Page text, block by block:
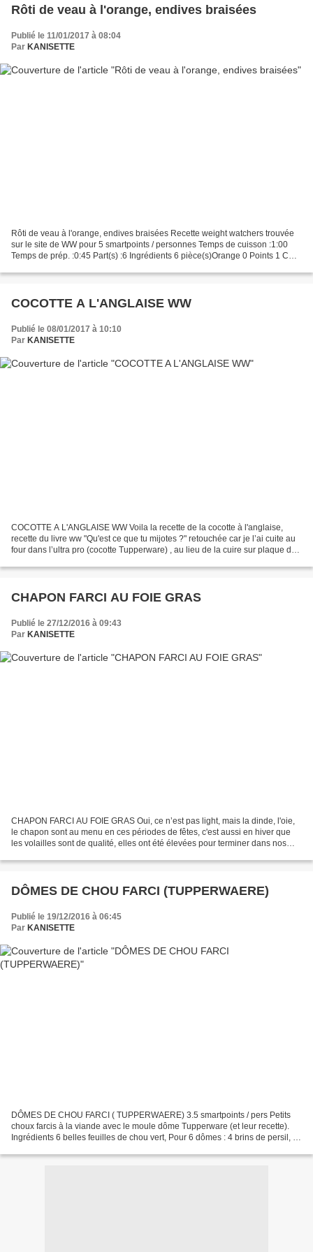
Rôti de veau à l'orange, endives braisées
Publié le 11/01/2017 à 08:04
Par KANISETTE
Rôti de veau à l'orange, endives braisées Recette weight watchers trouvée
sur le site de WW pour 5 smartpoints / personnes Temps de cuisson :1:00
Temps de prép. :0:45 Part(s) :6 Ingrédients 6 pièce(s)Orange 0 Points 1 CS
COCOTTE A L'ANGLAISE WW
Publié le 08/01/2017 à 10:10
Par KANISETTE
COCOTTE A L'ANGLAISE WW Voila la recette de la cocotte à l'anglaise,
recette du livre ww "Qu'est ce que tu mijotes ?" retouchée car je l’ai cuite au
four dans l’ultra pro (cocotte Tupperware) , au lieu de la cuire sur plaque de
CHAPON FARCI AU FOIE GRAS
Publié le 27/12/2016 à 09:43
Par KANISETTE
CHAPON FARCI AU FOIE GRAS Oui, ce n’est pas light, mais la dinde, l'oie,
le chapon sont au menu en ces périodes de fêtes, c'est aussi en hiver que
les volailles sont de qualité, elles ont été élevées pour terminer dans nos
DÔMES DE CHOU FARCI (TUPPERWAERE)
Publié le 19/12/2016 à 06:45
Par KANISETTE
DÔMES DE CHOU FARCI ( TUPPERWAERE) 3.5 smartpoints / pers Petits
choux farcis à la viande avec le moule dôme Tupperware (et leur recette).
Ingrédients 6 belles feuilles de chou vert, Pour 6 dômes : 4 brins de persil, 1